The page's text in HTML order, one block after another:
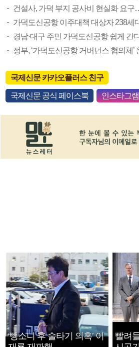
건설사, 가덕 부지 공사비 현실화 요구
가덕도신공항 이주대책 대상자 238세
경남·대구 주민 가덕도신공항 쉽게 간
정부, ‘가덕도신공항 거버넌스 협의체
국제신문 카카오플러스 친구
국제신문 공식 페이스북 인스타그램
‘뺑소니 후 술타기 의혹’ 이
빨려